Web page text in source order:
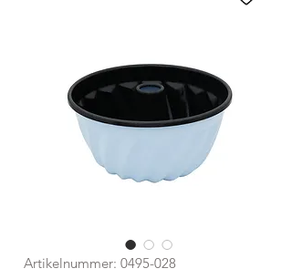
Artikelnummer: 0495-028